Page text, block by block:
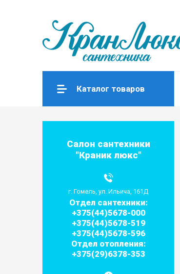
Каталог товаров
Салон сантехники
"Краник люкс"
г. Гомель, ул. Ильича, 161Д
Отдел сантехники:
+375(44)5678-000
+375(44)5678-519
+375(44)5678-596
Отдел отопления:
+375(29)6378-353